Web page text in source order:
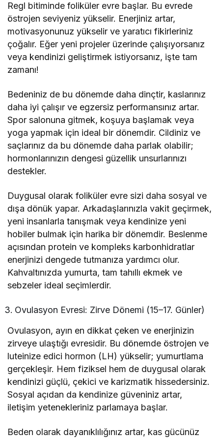
Regl bitiminde foliküler evre başlar. Bu evrede
östrojen seviyeniz yükselir. Enerjiniz artar,
motivasyonunuz yükselir ve yaratıcı fikirleriniz
çoğalır. Eğer yeni projeler üzerinde çalışıyorsanız
veya kendinizi geliştirmek istiyorsanız, işte tam
zamanı!
Bedeniniz de bu dönemde daha dinçtir, kaslarınız
daha iyi çalışır ve egzersiz performansınız artar.
Spor salonuna gitmek, koşuya başlamak veya
yoga yapmak için ideal bir dönemdir. Cildiniz ve
saçlarınız da bu dönemde daha parlak olabilir;
hormonlarınızın dengesi güzellik unsurlarınızı
destekler.
Duygusal olarak foliküler evre sizi daha sosyal ve
dışa dönük yapar. Arkadaşlarınızla vakit geçirmek,
yeni insanlarla tanışmak veya kendinize yeni
hobiler bulmak için harika bir dönemdir. Beslenme
açısından protein ve kompleks karbonhidratlar
enerjinizi dengede tutmanıza yardımcı olur.
Kahvaltınızda yumurta, tam tahıllı ekmek ve
sebzeler ideal seçimlerdir.
Ovulasyon Evresi: Zirve Dönemi (15–17. Günler)
Ovulasyon, ayın en dikkat çeken ve enerjinizin
zirveye ulaştığı evresidir. Bu dönemde östrojen ve
luteinize edici hormon (LH) yükselir; yumurtlama
gerçekleşir. Hem fiziksel hem de duygusal olarak
kendinizi güçlü, çekici ve karizmatik hissedersiniz.
Sosyal açıdan da kendinize güveniniz artar,
iletişim yetenekleriniz parlamaya başlar.
Beden olarak dayanıklılığınız artar, kas gücünüz